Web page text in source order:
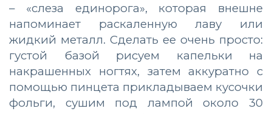
– «слеза единорога», которая внешне
напоминает раскаленную лаву или
жидкий металл. Сделать ее очень просто:
густой базой рисуем капельки на
накрашенных ногтях, затем аккуратно с
помощью пинцета прикладываем кусочки
фольги, сушим под лампой около 30